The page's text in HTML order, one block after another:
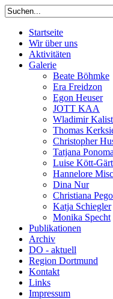
Startseite
Wir über uns
Aktivitäten
Galerie
Beate Böhmke
Era Freidzon
Egon Heuser
JOTT KAA
Wladimir
Thomas
Christopher
Tatjana
Luise Kött-
Hannelore
Dina Nur
Christiana
Katja Schiegler
Monika Specht
Publikationen
Archiv
DO - aktuell
Region Dortmund
Kontakt
Links
Impressum